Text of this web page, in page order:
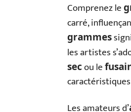
Comprenez le
carré,
grammes
les artistes
secou le
Les amateurs d’